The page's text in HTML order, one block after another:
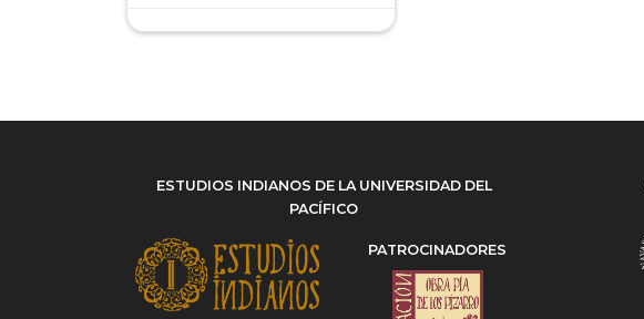
ESTUDIOS INDIANOS DE LA UNIVERSIDAD DEL
PACÍFICO
PATROCINADORES